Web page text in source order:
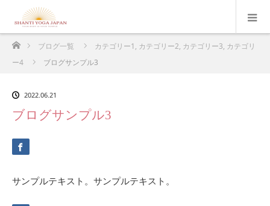
ホームブログ一覧 カテゴリー1 , カテゴリー2, カテゴリー3, カテゴリ
ー4
ブログサンプル3
2022.06.21
ブログサンプル3
サンプルテキスト。サンプルテキスト。